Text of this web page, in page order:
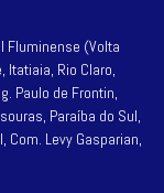
Fluminense (Volta
Itatiaia, Rio Claro,
Paulo de Frontin,
Paraíba do Sul,
Com. Levy Gasparian,